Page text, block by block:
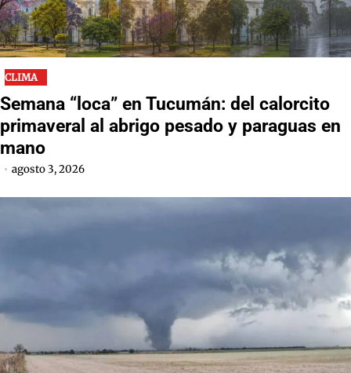
CLIMA
Semana “loca” en Tucumán: del calorcito
primaveral al abrigo pesado y paraguas en
mano
agosto 3, 2026